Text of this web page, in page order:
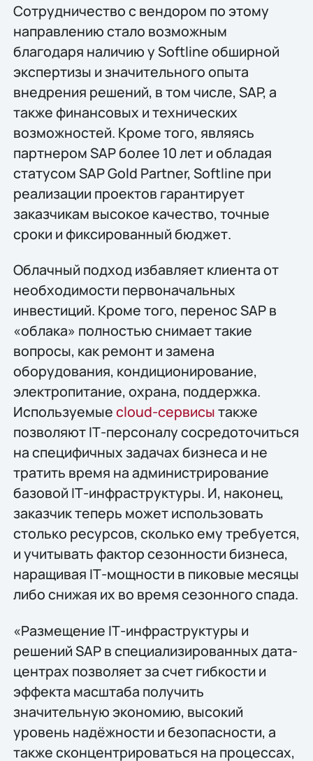
Сотрудничество с вендором по этому
направлению стало возможным
благодаря наличию у Softline обширной
экспертизы и значительного опыта
внедрения решений, в том числе, SAP, а
также финансовых и технических
возможностей. Кроме того, являясь
партнером SAP более 10 лет и обладая
статусом SAP Gold Partner, Softline при
реализации проектов гарантирует
заказчикам высокое качество, точные
сроки и фиксированный бюджет.
Облачный подход избавляет клиента от
необходимости первоначальных
инвестиций. Кроме того, перенос SAP в
«облака» полностью снимает такие
вопросы, как ремонт и замена
оборудования, кондиционирование,
электропитание, охрана, поддержка.
Используемыеcloud-сервисытакже
позволяют IТ-персоналу сосредоточиться
на специфичных задачах бизнеса и не
тратить время на администрирование
базовой IТ-инфраструктуры. И, наконец,
заказчик теперь может использовать
столько ресурсов, сколько ему требуется,
и учитывать фактор сезонности бизнеса,
наращивая IТ-мощности в пиковые месяцы
либо снижая их во время сезонного спада.
«Размещение IТ-инфраструктуры и
решений SAP в специализированных дата-
центрах позволяет за счeт гибкости и
эффекта масштаба получить
значительную экономию, высокий
уровень надёжности и безопасности, а
также сконцентрироваться на процессах,